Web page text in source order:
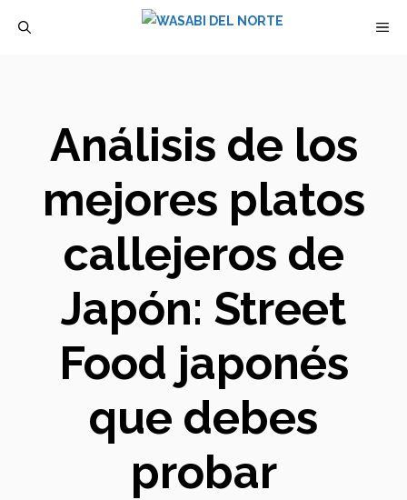
Análisis de los
mejores platos
callejeros de
Japón: Street
Food japonés
que debes
probar